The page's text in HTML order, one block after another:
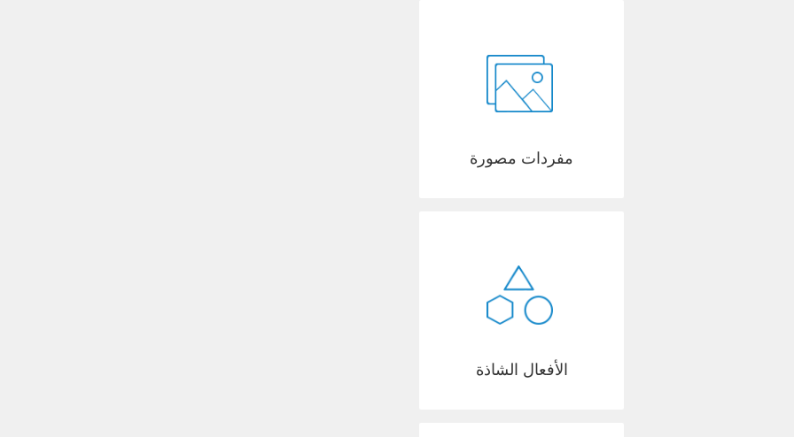
مفردات مصورة
الأفعال الشاذة